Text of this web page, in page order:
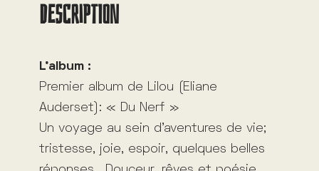
DESCRIPTION
L’album :
Premier album de Lilou (Eliane
Auderset): « Du Nerf »
Un voyage au sein d’aventures de vie;
tristesse, joie, espoir, quelques belles